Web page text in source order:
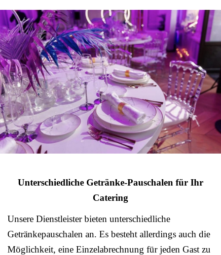
Unterschiedliche Getränke-Pauschalen für Ihr
Catering
Unsere Dienstleister bieten unterschiedliche
Getränkepauschalen an. Es besteht allerdings auch die
Möglichkeit, eine Einzelabrechnung für jeden Gast zu